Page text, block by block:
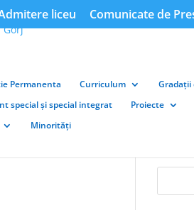
liceu Comunicate de
Permanenta Curriculum
Gradații
special și special integrat
Proiecte
Minorități